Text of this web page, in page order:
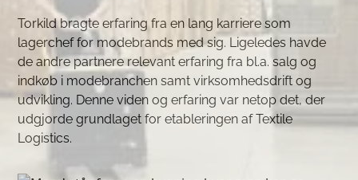
Torkild bragte erfaring fra en lang karriere som
lagerchef for modebrands med sig. Ligeledes havde
de andre partnere relevant erfaring fra bl.a. salg og
indkøb i modebranchen samt virksomhedsdrift og
udvikling. Denne viden og erfaring var netop det, der
udgjorde grundlaget for etableringen af Textile
Logistics.